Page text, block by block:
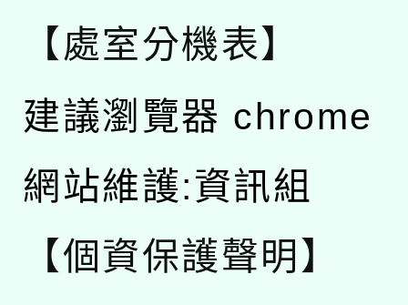
【處室分機表】
建議瀏覽器 chrome
網站維護:資訊組
【個資保護聲明】